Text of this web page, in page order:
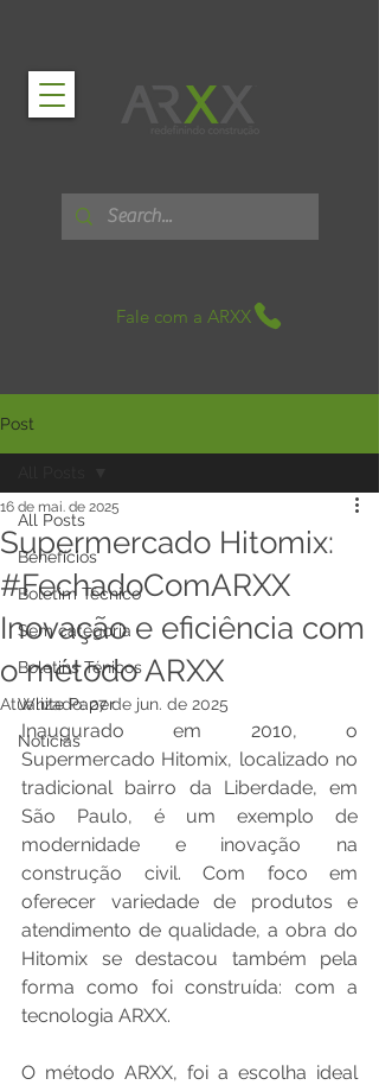
Fale com a ARXX
Post
All Posts
Benefícios
Boletim Técnico
Sem categoria
Boletins Ténicos
White Paper
Notícias
Supermercado Hitomix:
#FechadoComARXX
Inovação e eficiência com
o método ARXX
16 de mai. de 2025
Atualizado:27 de jun. de 2025
Inaugurado em 2010, o
Supermercado Hitomix, localizado no
tradicional bairro da Liberdade, em
São Paulo, é um exemplo de
modernidade e inovação na
construção civil. Com foco em
oferecer variedade de produtos e
atendimento de qualidade, a obra do
Hitomix se destacou também pela
forma como foi construída: com a
tecnologia ARXX.
O método ARXX, foi a escolha ideal